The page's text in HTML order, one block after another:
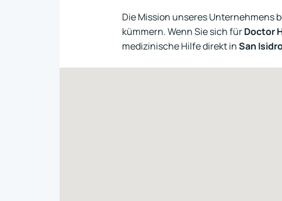
Die Mission unseres Unternehmens
kümmern. Wenn Sie sich fürDoctor
medizinische Hilfe direkt inSan